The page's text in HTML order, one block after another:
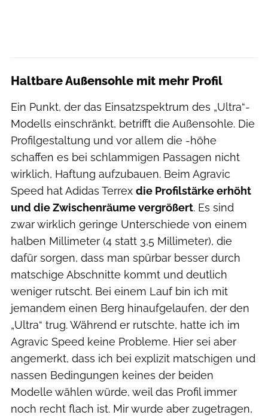
Haltbare Außensohle mit mehr Profil
Ein Punkt, der das Einsatzspektrum des „Ultra“-
Modells einschränkt, betrifft die Außensohle. Die
Profilgestaltung und vor allem die -höhe
schaffen es bei schlammigen Passagen nicht
wirklich, Haftung aufzubauen. Beim Agravic
Speed hat Adidas Terrex die Profilstärke erhöht
und die Zwischenräume vergrößert. Es sind
zwar wirklich geringe Unterschiede von einem
halben Millimeter (4 statt 3,5 Millimeter), die
dafür sorgen, dass man spürbar besser durch
matschige Abschnitte kommt und deutlich
weniger rutscht. Bei einem Lauf bin ich mit
jemandem einen Berg hinaufgelaufen, der den
„Ultra“ trug. Während er rutschte, hatte ich im
Agravic Speed keine Probleme. Hier sei aber
angemerkt, dass ich bei explizit matschigen und
nassen Bedingungen keines der beiden
Modelle wählen würde, weil das Profil immer
noch recht flach ist. Mir wurde aber zugetragen,